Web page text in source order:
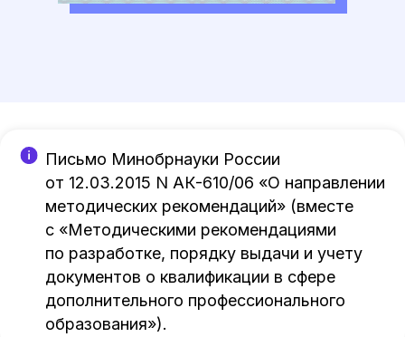
Письмо Минобрнауки России
от 12.03.2015 N АК-610/06 «О направлении
методических рекомендаций» (вместе
с «Методическими рекомендациями
по разработке, порядку выдачи и учету
документов о квалификации в сфере
дополнительного профессионального
образования»).